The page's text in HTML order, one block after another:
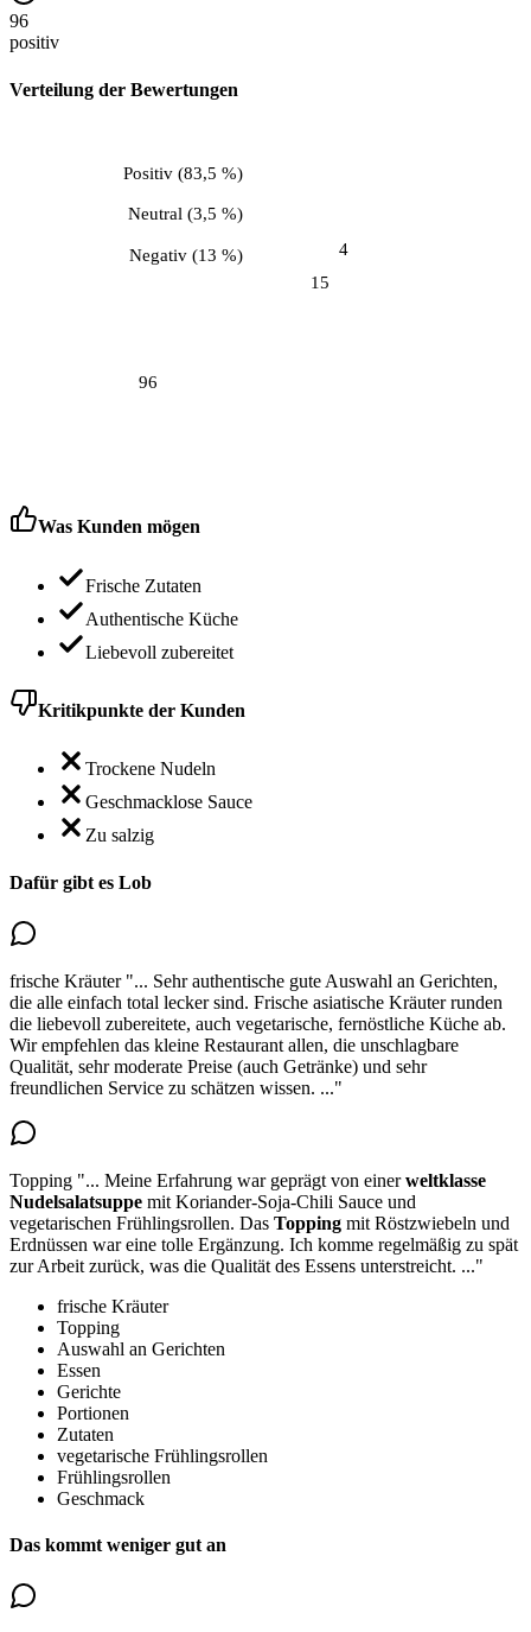
96
positiv
Verteilung der Bewertungen
15
Negativ(13 %) 4
Neutral(3,5 %)
96
Positiv(83,5 %)
Was Kunden mögen
Frische Zutaten
Authentische Küche
Liebevoll zubereitet
Kritikpunkte der Kunden
Trockene Nudeln
Geschmacklose Sauce
Zu salzig
Dafür gibt es Lob
frische Kräuter "... Sehr authentische gute Auswahl an Gerichten,
die alle einfach total lecker sind. Frische asiatische Kräuter runden
die liebevoll zubereitete, auch vegetarische, fernöstliche Küche ab.
Wir empfehlen das kleine Restaurant allen, die unschlagbare
Qualität, sehr moderate Preise (auch Getränke) und sehr
freundlichen Service zu schätzen wissen. ..."
Topping "... Meine Erfahrung war geprägt von einerweltklasse
Nudelsalatsuppe mit Koriander-Soja-Chili Sauce und
vegetarischen Frühlingsrollen. Das Topping mit Röstzwiebeln und
Erdnüssen war eine tolle Ergänzung. Ich komme regelmäßig zu spät
zur Arbeit zurück, was die Qualität des Essens unterstreicht. ..."
frische Kräuter
Topping
Auswahl an Gerichten
Essen
Gerichte
Portionen
Zutaten
vegetarische Frühlingsrollen
Frühlingsrollen
Geschmack
Das kommt weniger gut an